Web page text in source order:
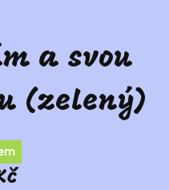
a svou
(zelený)